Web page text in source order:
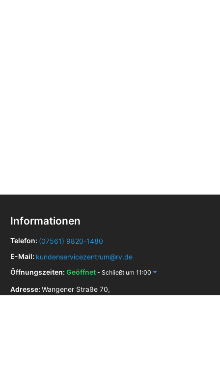
Informationen
Telefon: (07561) 9820-1480
E-Mail: kundenservicezentrum@rv.de
Öffnungszeiten: Geöffnet - Schließt um 11:00
Adresse: Wangener Straße 70,